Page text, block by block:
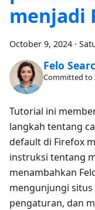
menjadi
October 9, 2024 ·
Felo
Committed to
Tutorial ini
langkah tentang
default di Firefox
instruksi tentang
menambahkan
mengunjungi situs
pengaturan, dan